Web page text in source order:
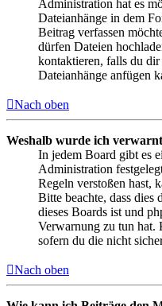
Administration hat es
Dateianhänge in dem
Beitrag verfassen
dürfen Dateien
kontaktieren, falls du
Dateianhänge anfügen
Nach oben
Weshalb wurde ich
In jedem Board gibt es
Administration
Regeln verstoßen hast,
Bitte beachte, dass dies
dieses Boards ist und
Verwarnung zu tun hat.
sofern du die nicht
Nach oben